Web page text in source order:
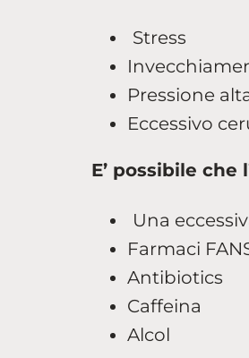
Stress
Pressione
Eccessivo
E’ possibile che
Una
Farmaci
Antibiotics
Caffeina
Alcol